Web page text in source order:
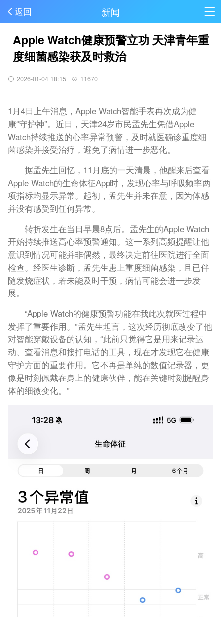
返回 新闻
Apple Watch健康预警立功 天津青年重
度细菌感染获及时救治
2026-01-04 18:15 11670
1月4日上午消息，Apple Watch智能手表再次成为健
康“守护神”。近日，天津24岁市民孟先生凭借Apple
Watch持续推送的心率异常预警，及时就医确诊重度细
菌感染并接受治疗，避免了病情进一步恶化。
据孟先生回忆，11月底的一天清晨，他醒来后查看
Apple Watch的生命体征App时，发现心率与呼吸频率两
项指标均显示异常。起初，孟先生并未在意，因为体感
并没有感受到任何异常。
转折发生在当日早晨8点后。孟先生的Apple Watch
开始持续推送高心率预警通知。这一系列高频提醒让他
意识到情况可能并非偶然，最终决定前往医院进行全面
检查。经医生诊断，孟先生患上重度细菌感染，且已伴
随发烧症状，若未能及时干预，病情可能会进一步发
展。
“Apple Watch的健康预警功能在我此次就医过程中
发挥了重要作用。”孟先生坦言，这次经历彻底改变了他
对智能穿戴设备的认知，“此前只觉得它是用来记录运
动、查看消息和接打电话的工具，现在才发现它在健康
守护方面的重要作用。它不再是单纯的数值记录器，更
像是时刻佩戴在身上的健康伙伴，能在关键时刻提醒身
体的细微变化。”